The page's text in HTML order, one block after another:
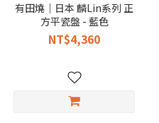
有田燒｜日本 麟Lin系列 正
方平瓷盤 - 藍色
NT$4,360